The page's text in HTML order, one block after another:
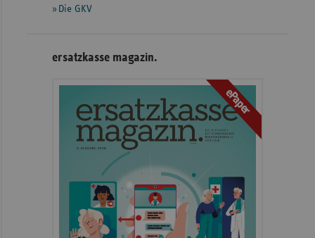
Die GKV
ersatzkasse magazin.
ePaper